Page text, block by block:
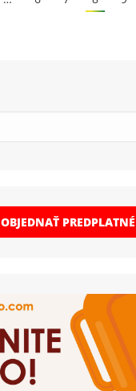
OBJEDNAŤ PREDPLATNÉ